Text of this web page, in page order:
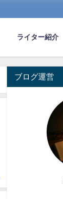
ライター紹介
ブログ運営